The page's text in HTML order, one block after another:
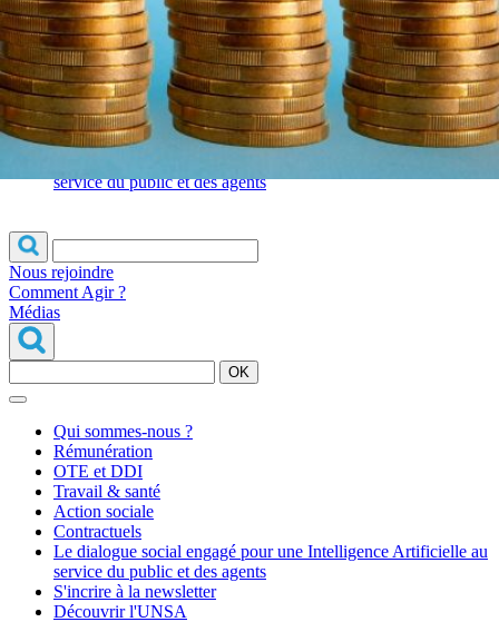
|
Travail & santé
|
Action sociale
|
Contractuels
|
service du public et des agents
Nous rejoindre
Comment Agir ?
Médias
OK
Qui sommes-nous ?
Rémunération
OTE et DDI
Travail & santé
Action sociale
Contractuels
Le dialogue social engagé pour une Intelligence Artificielle au
service du public et des agents
S'incrire à la newsletter
Découvrir l'UNSA